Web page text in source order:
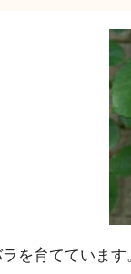
を育てています